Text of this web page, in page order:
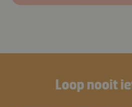
Loop nooit